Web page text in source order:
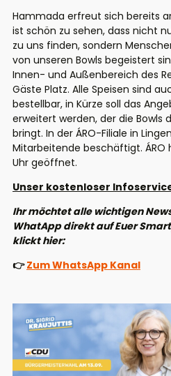
Hammada erfreut sich bereits
ist schön zu sehen, dass nicht
zu uns finden, sondern
von unseren Bowls begeistert
Innen- und Außenbereich des
Gäste Platz. Alle Speisen sind
bestellbar, in Kürze soll das
erweitert werden, der die Bowls
bringt. In der ÁRO-Filiale in
Mitarbeitende beschäftigt. ÁRO
Uhr geöffnet.
Unser kostenloser
Ihr möchtet alle wichtigen
WhatApp direkt auf Euer
klickt hier:
👉Zum WhatsApp Kanal